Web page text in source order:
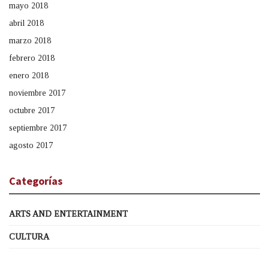
mayo 2018
abril 2018
marzo 2018
febrero 2018
enero 2018
noviembre 2017
octubre 2017
septiembre 2017
agosto 2017
Categorías
ARTS AND ENTERTAINMENT
CULTURA